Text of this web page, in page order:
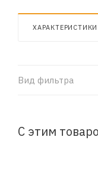
ХАРАКТЕРИСТИКИ
Вид фильтра
С этим